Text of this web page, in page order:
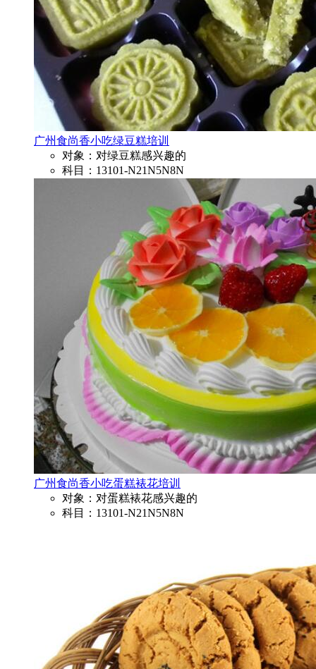
广州食尚香小吃绿豆糕培训
对象：对绿豆糕感兴趣的
科目：13101-N21N5N8N
广州食尚香小吃蛋糕裱花培训
对象：对蛋糕裱花感兴趣的
科目：13101-N21N5N8N